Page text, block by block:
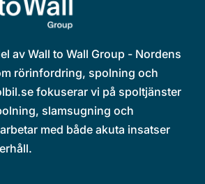
av Wall to Wall Group - Nordens
rörinfordring, spolning och
fokuserar vi på spoltjänster
slamsugning och
med både akuta insatser